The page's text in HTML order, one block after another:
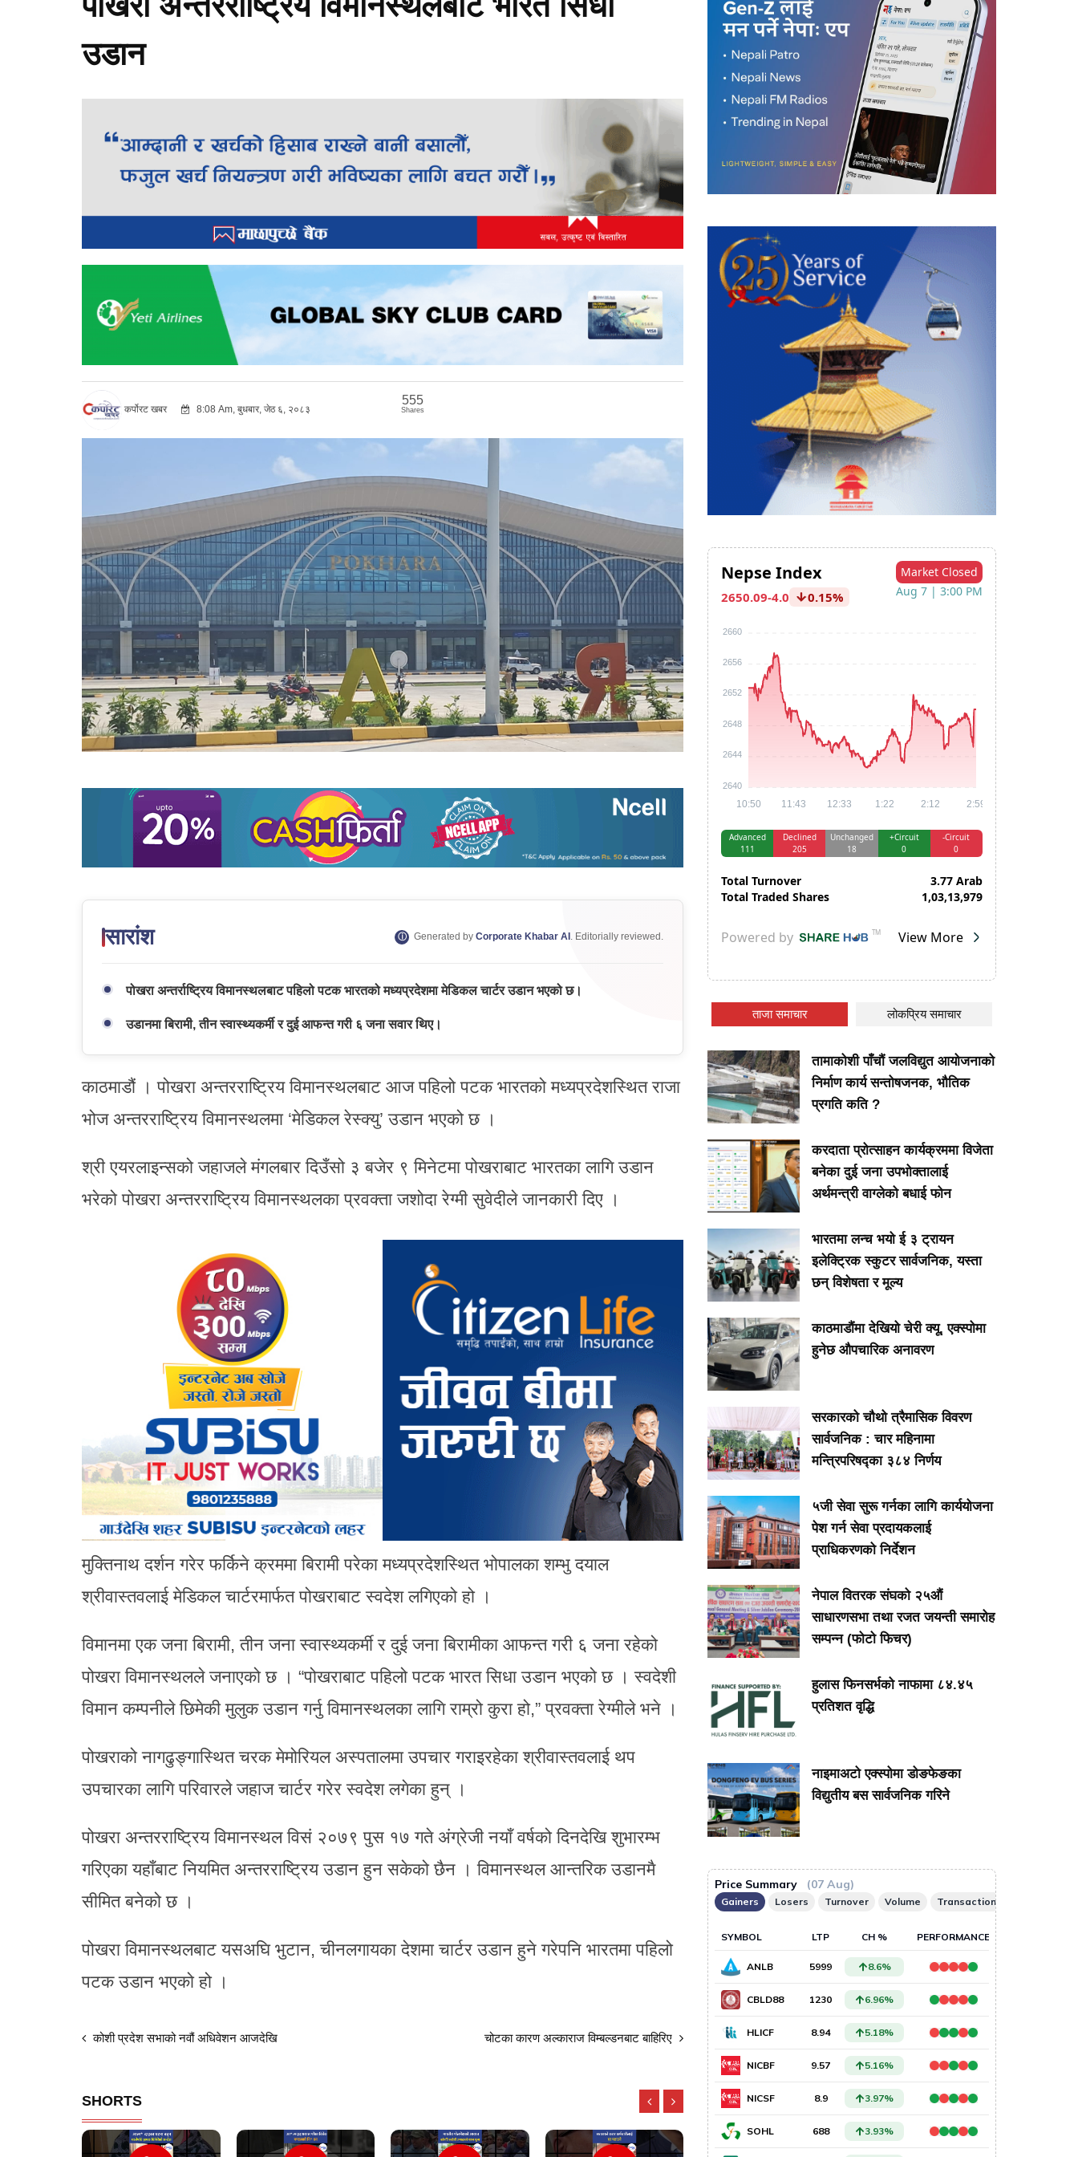
उडान
कर्पोरट खबर 8:08 Am, बुधबार, जेठ ६, २०८३
555
Shares
सारांश Generated by Corporate Khabar AI . Editorially reviewed.
पोखरा अन्तर्राष्ट्रिय विमानस्थलबाट पहिलो पटक भारतको मध्यप्रदेशमा मेडिकल चार्टर उडान भएको छ।
उडानमा बिरामी, तीन स्वास्थ्यकर्मी र दुई आफन्त गरी ६ जना सवार थिए।
काठमाडौं । पोखरा अन्तरराष्ट्रिय विमानस्थलबाट आज पहिलो पटक भारतको मध्यप्रदेशस्थित राजा
भोज अन्तरराष्ट्रिय विमानस्थलमा ‘मेडिकल रेस्क्यु’ उडान भएको छ ।
श्री एयरलाइन्सको जहाजले मंगलबार दिउँसो ३ बजेर ९ मिनेटमा पोखराबाट भारतका लागि उडान
भरेको पोखरा अन्तरराष्ट्रिय विमानस्थलका प्रवक्ता जशोदा रेग्मी सुवेदीले जानकारी दिए ।
मुक्तिनाथ दर्शन गरेर फर्किने क्रममा बिरामी परेका मध्यप्रदेशस्थित भोपालका शम्भु दयाल
श्रीवास्तवलाई मेडिकल चार्टरमार्फत पोखराबाट स्वदेश लगिएको हो ।
विमानमा एक जना बिरामी, तीन जना स्वास्थ्यकर्मी र दुई जना बिरामीका आफन्त गरी ६ जना रहेको
पोखरा विमानस्थलले जनाएको छ । “पोखराबाट पहिलो पटक भारत सिधा उडान भएको छ । स्वदेशी
विमान कम्पनीले छिमेकी मुलुक उडान गर्नु विमानस्थलका लागि राम्रो कुरा हो,” प्रवक्ता रेग्मीले भने ।
पोखराको नागढुङ्गास्थित चरक मेमोरियल अस्पतालमा उपचार गराइरहेका श्रीवास्तवलाई थप
उपचारका लागि परिवारले जहाज चार्टर गरेर स्वदेश लगेका हुन् ।
पोखरा अन्तरराष्ट्रिय विमानस्थल विसं २०७९ पुस १७ गते अंग्रेजी नयाँ वर्षको दिनदेखि शुभारम्भ
गरिएका यहाँबाट नियमित अन्तरराष्ट्रिय उडान हुन सकेको छैन । विमानस्थल आन्तरिक उडानमै
सीमित बनेको छ ।
पोखरा विमानस्थलबाट यसअघि भुटान, चीनलगायका देशमा चार्टर उडान हुने गरेपनि भारतमा पहिलो
पटक उडान भएको हो ।
कोशी प्रदेश सभाको नवौं अधिवेशन आजदेखि चोटका कारण अल्काराज विम्बल्डनबाट बाहिरिए
SHORTS
ताजा समाचार लोकप्रिय समाचार
तामाकोशी पाँचौं जलविद्युत आयोजनाको
निर्माण कार्य सन्तोषजनक, भौतिक
प्रगति कति ?
करदाता प्रोत्साहन कार्यक्रममा विजेता
बनेका दुई जना उपभोक्तालाई
अर्थमन्त्री वाग्लेको बधाई फोन
भारतमा लन्च भयो ई ३ ट्रायन
इलेक्ट्रिक स्कुटर सार्वजनिक, यस्ता
छन् विशेषता र मूल्य
काठमाडौंमा देखियो चेरी क्यू, एक्स्पोमा
हुनेछ औपचारिक अनावरण
सरकारको चौथो त्रैमासिक विवरण
सार्वजनिक : चार महिनामा
मन्त्रिपरिषद्का ३८४ निर्णय
५जी सेवा सुरू गर्नका लागि कार्ययोजना
पेश गर्न सेवा प्रदायकलाई
प्राधिकरणको निर्देशन
नेपाल वितरक संघको २५औं
साधारणसभा तथा रजत जयन्ती समारोह
सम्पन्न (फोटो फिचर)
हुलास फिनसर्भको नाफामा ८४.४५
प्रतिशत वृद्धि
नाइमाअटो एक्स्पोमा डोङफेङका
विद्युतीय बस सार्वजनिक गरिने